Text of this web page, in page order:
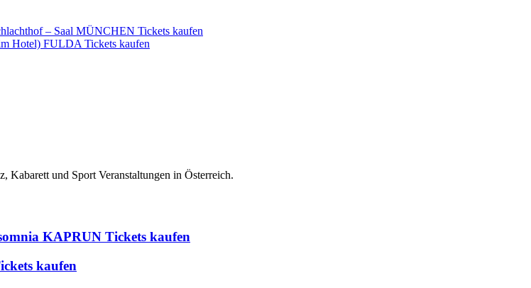
– Saal MÜNCHEN Tickets kaufen
Hotel) FULDA Tickets kaufen
Kabarett und Sport Veranstaltungen in Österreich.
KAPRUN Tickets kaufen
kaufen